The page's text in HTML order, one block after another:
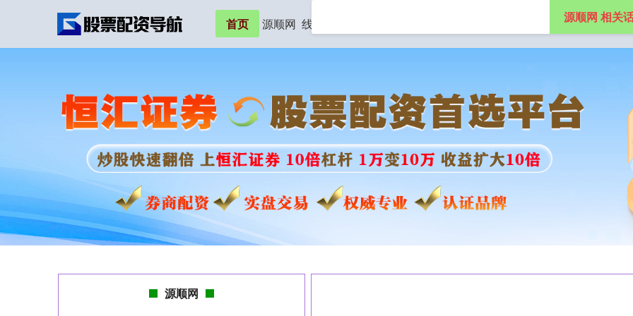
首页 源顺网 线上股票配资网址导航 源顺网 相关
源顺网